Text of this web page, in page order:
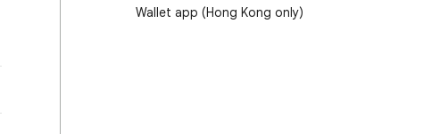
Wallet app (Hong Kong only)